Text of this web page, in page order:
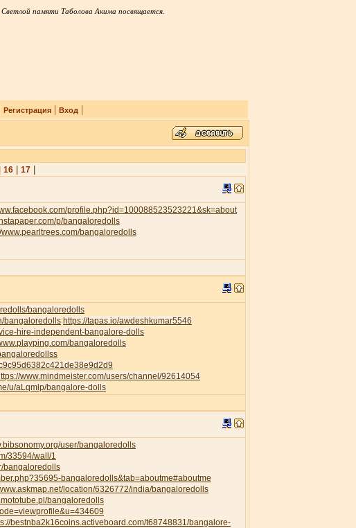
Светлой памяти Таболова Акима посвящается.
Регистрация| Вход |
16| 17|
profile.php?id=100088523523221&sk=about
p/bangaloredolls
www.pearltrees.com/bangaloredolls
bangaloredolls
bangaloredolls https://tapas.io/awdeshkumar5546
hire-independent-bangalore-dolls
bangaloredolls
www.mindmeister.com/users/channel/92614054
u/aLqmlp/bangalore-dolls
user/bangaloredolls
33594/wall/1
bangaloredolls
bangaloredolls&tab=aboutme#aboutme
location/6326772/india/bangaloredolls
bangaloredolls
bestnba2k16coins.activeboard.com/t68748831/bangalore-